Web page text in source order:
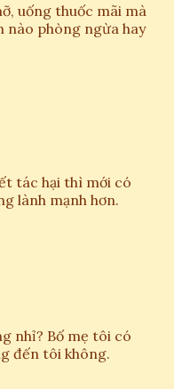
uống thuốc mãi mà
nào phòng ngừa hay
tác hại thì mới có
lành mạnh hơn.
nhỉ? Bố mẹ tôi có
đến tôi không.